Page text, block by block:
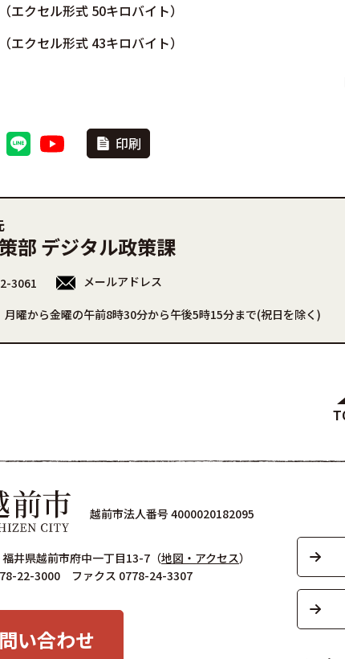
エクセル形式 50キロバイト）
エクセル形式 43キロバイト）
印刷
部 デジタル政策課
3061 メールアドレス
月曜から金曜の午前8時30分から午後5時15分まで(祝日を除く)
越前市法人番号 4000020182095
井県越前市府中一丁目13-7 （地図・アクセス）
22-3000 ファクス 0778-24-3307
い合わせ